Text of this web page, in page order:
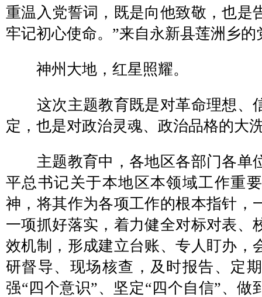
重温入党誓词，既是向他致敬，也是
牢记初心使命。”来自永新县莲洲乡的
神州大地，红星照耀。
这次主题教育既是对革命理想、
定，也是对政治灵魂、政治品格的大
主题教育中，各地区各部门各单
平总书记关于本地区本领域工作重
神，将其作为各项工作的根本指针，
一项抓好落实，着力健全对标对表、
效机制，形成建立台账、专人盯办，
研督导、现场核查，及时报告、定
强“四个意识”、坚定“四个自信”、做